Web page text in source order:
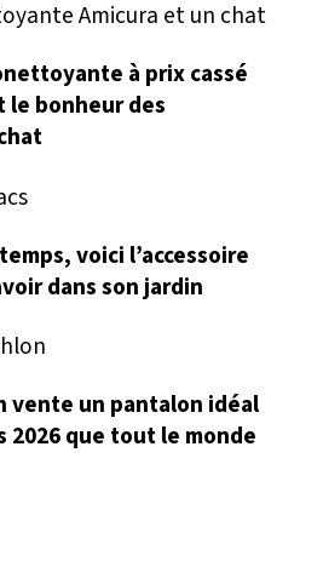
à prix cassé
le bonheur des
voici l’accessoire
dans son jardin
vente un pantalon idéal
2026 que tout le monde